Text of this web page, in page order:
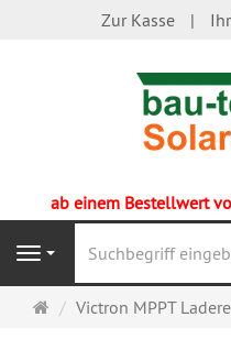
Zur Kasse
ab einem Bestellwert von
Navigation
Startseite
Victron MPPT